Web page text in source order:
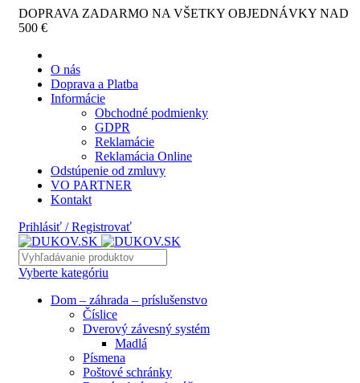
DOPRAVA ZADARMO NA VŠETKY OBJEDNÁVKY NAD
500 €
O nás
Doprava a Platba
Informácie
Obchodné podmienky
GDPR
Reklamácie
Reklamácia Online
Odstúpenie od zmluvy
VO PARTNER
Kontakt
Prihlásiť / Registrovať
Vyberte kategóriu
Dom – záhrada – príslušenstvo
Číslice
Dverový závesný systém
Madlá
Písmena
Poštové schránky